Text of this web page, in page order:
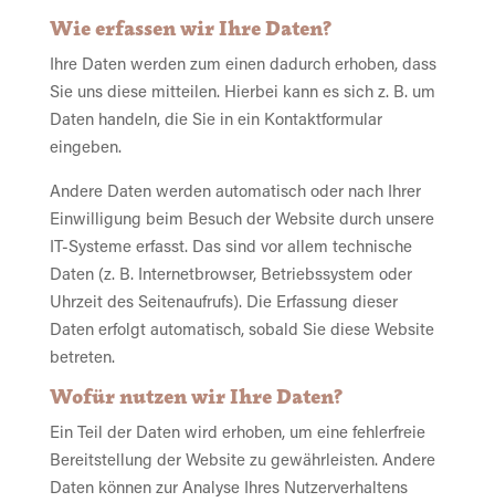
Wie erfassen wir Ihre Daten?
Ihre Daten werden zum einen dadurch erhoben, dass
Sie uns diese mitteilen. Hierbei kann es sich z. B. um
Daten handeln, die Sie in ein Kontaktformular
eingeben.
Andere Daten werden automatisch oder nach Ihrer
Einwilligung beim Besuch der Website durch unsere
IT-Systeme erfasst. Das sind vor allem technische
Daten (z. B. Internetbrowser, Betriebssystem oder
Uhrzeit des Seitenaufrufs). Die Erfassung dieser
Daten erfolgt automatisch, sobald Sie diese Website
betreten.
Wofür nutzen wir Ihre Daten?
Ein Teil der Daten wird erhoben, um eine fehlerfreie
Bereitstellung der Website zu gewährleisten. Andere
Daten können zur Analyse Ihres Nutzerverhaltens